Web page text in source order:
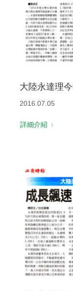
大陸永達理
2016.07.05
詳細介紹